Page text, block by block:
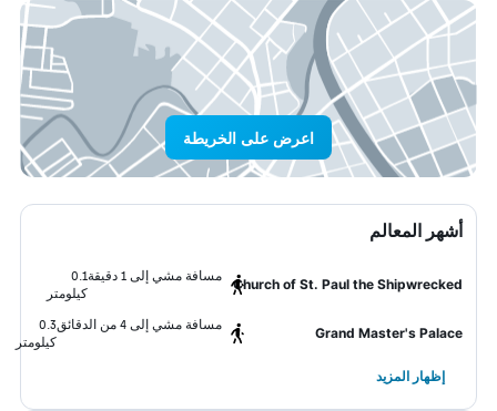
اعرض على الخريطة
أشهر المعالم
Church of St. Paul the Shipwrecked
مسافة مشي إلى 1 دقيقة
0.1
كيلومتر
Grand Master's Palace
مسافة مشي إلى 4 من الدقائق
0.3
كيلومتر
إظهار المزيد